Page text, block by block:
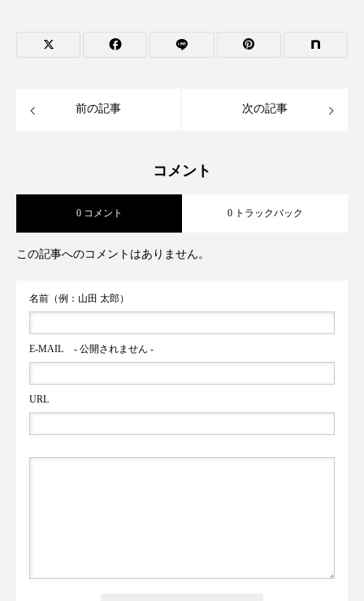
前の記事 次の記事
コメント
0 コメント 0 トラックバック
この記事へのコメントはありません。
名前（例：山田 太郎）
E-MAIL - 公開されません -
URL